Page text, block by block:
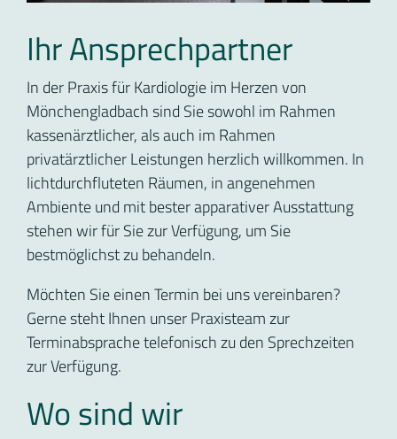
Ihr Ansprechpartner
In der Praxis für Kardiologie im Herzen von
Mönchengladbach sind Sie sowohl im Rahmen
kassenärztlicher, als auch im Rahmen
privatärztlicher Leistungen herzlich willkommen. In
lichtdurchfluteten Räumen, in angenehmen
Ambiente und mit bester apparativer Ausstattung
stehen wir für Sie zur Verfügung, um Sie
bestmöglichst zu behandeln.
Möchten Sie einen Termin bei uns vereinbaren?
Gerne steht Ihnen unser Praxisteam zur
Terminabsprache telefonisch zu den Sprechzeiten
zur Verfügung.
Wo sind wir